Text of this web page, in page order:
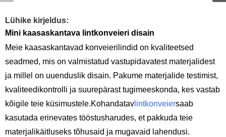
Lühike kirjeldus:
Mini kaasaskantava lintkonveieri disain
Meie kaasaskantavad konveierilindid on kvaliteetsed
seadmed, mis on valmistatud vastupidavatest materjalidest
ja millel on uuenduslik disain. Pakume materjalide testimist,
kvaliteedikontrolli ja suurepärast tugimeeskonda, kes vastab
kõigile teie küsimustele.Kohandatav lintkonveiersaab
kasutada erinevates tööstusharudes, et pakkuda teie
materjalikäitluseks tõhusaid ja mugavaid lahendusi.